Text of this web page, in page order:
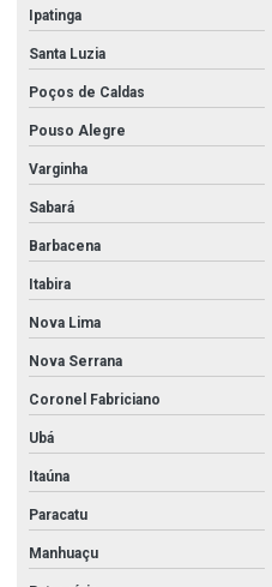
Ipatinga
Santa Luzia
Poços de Caldas
Pouso Alegre
Varginha
Sabará
Barbacena
Itabira
Nova Lima
Nova Serrana
Coronel Fabriciano
Ubá
Itaúna
Paracatu
Manhuaçu